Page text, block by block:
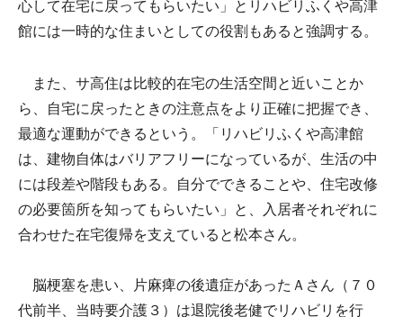
心して在宅に戻ってもらいたい」とリハビリふくや高津
館には一時的な住まいとしての役割もあると強調する。
また、サ高住は比較的在宅の生活空間と近いことか
ら、自宅に戻ったときの注意点をより正確に把握でき、
最適な運動ができるという。「リハビリふくや高津館
は、建物自体はバリアフリーになっているが、生活の中
には段差や階段もある。自分でできることや、住宅改修
の必要箇所を知ってもらいたい」と、入居者それぞれに
合わせた在宅復帰を支えていると松本さん。
脳梗塞を患い、片麻痺の後遺症があったＡさん（７０
代前半、当時要介護３）は退院後老健でリハビリを行